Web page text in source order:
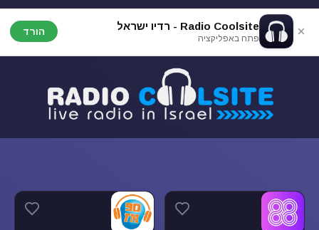
Radio Coolsite - רדיו ישראל
פתח באפליקציה
הורד